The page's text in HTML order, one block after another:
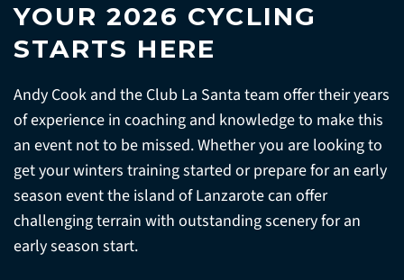
YOUR 2026 CYCLING
STARTS HERE
Andy Cook and the Club La Santa team offer their years
of experience in coaching and knowledge to make this
an event not to be missed. Whether you are looking to
get your winters training started or prepare for an early
season event the island of Lanzarote can offer
challenging terrain with outstanding scenery for an
early season start.